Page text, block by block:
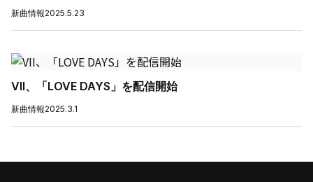
新曲情報2025.5.23
VII、「LOVE DAYS」を配信開始
新曲情報2025.3.1